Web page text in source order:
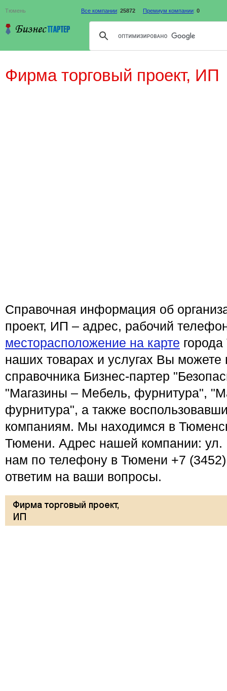
Тюмень Все компании: 25872 Премиум компании: 0
Фирма торговый проект, ИП
Справочная информация об
проект, ИП – адрес, рабочий
месторасположение на карте
наших товарах и услугах Вы можете
справочника Бизнес-партер
"Магазины – Мебель, фурнитура",
фурнитура", а также
компаниям. Мы находимся в
Тюмени. Адрес нашей компании: ул.
нам по телефону в Тюмени +7
ответим на ваши вопросы.